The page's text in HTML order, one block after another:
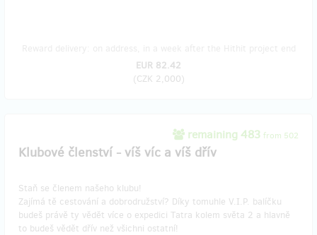
EUR 82.42
(CZK 2,000)
remaining 483 from 502
Klubové členství - víš víc a víš dřív
Staň se členem našeho klubu!
Zajímá tě cestování a dobrodružství? Díky tomuhle V.I.P. balíčku
budeš právě ty vědět více o expedici Tatra kolem světa 2 a hlavně
to budeš vědět dřív než všichni ostatní!